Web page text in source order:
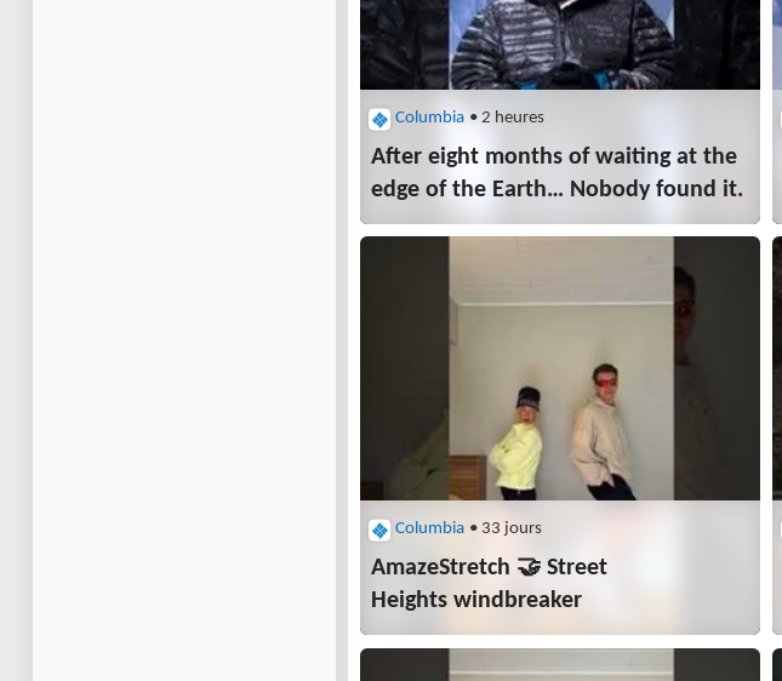
Columbia • 2 heures
After eight months of waiting at the
edge of the Earth… Nobody found it.
Columbia • 33 jours
AmazeStretch 🤝 Street
Heights windbreaker